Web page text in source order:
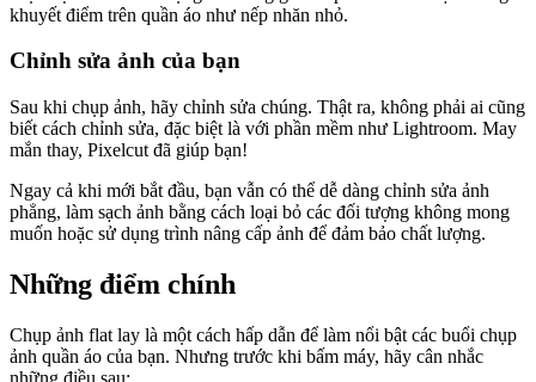
khuyết điểm trên quần áo như nếp nhăn nhỏ.
Chỉnh sửa ảnh của bạn
Sau khi chụp ảnh, hãy chỉnh sửa chúng. Thật ra, không phải ai cũng
biết cách chỉnh sửa, đặc biệt là với phần mềm như Lightroom. May
mắn thay, Pixelcut đã giúp bạn!
Ngay cả khi mới bắt đầu, bạn vẫn có thể dễ dàng chỉnh sửa ảnh
phẳng, làm sạch ảnh bằng cách loại bỏ các đối tượng không mong
muốn hoặc sử dụng trình nâng cấp ảnh để đảm bảo chất lượng.
Những điểm chính
Chụp ảnh flat lay là một cách hấp dẫn để làm nổi bật các buổi chụp
ảnh quần áo của bạn. Nhưng trước khi bấm máy, hãy cân nhắc
những điều sau: